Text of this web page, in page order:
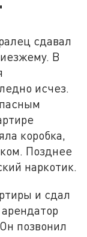
сдавал
В
исчез.
коробка,
Позднее
наркотик.
и сдал
позвонил